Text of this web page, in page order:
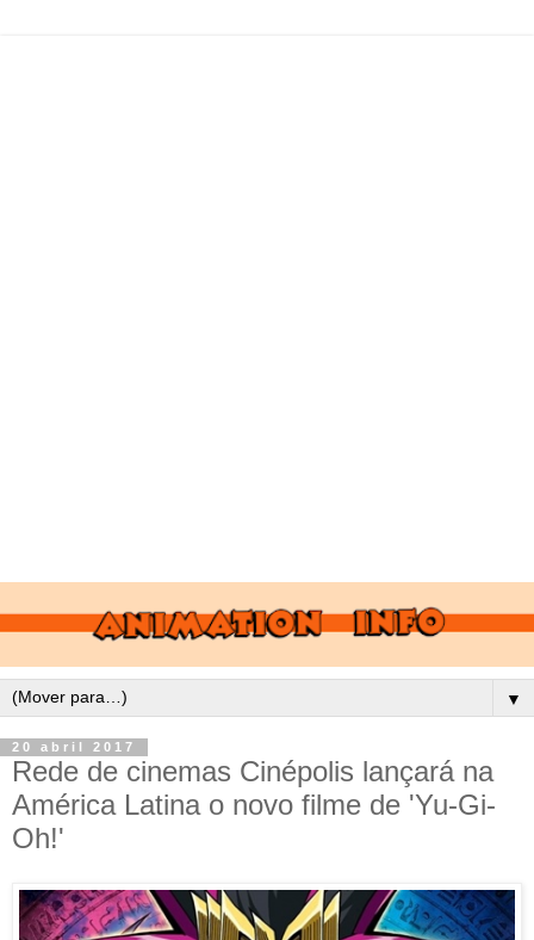
▼
20 abril 2017
Rede de cinemas Cinépolis lançará na
América Latina o novo filme de 'Yu-Gi-
Oh!'